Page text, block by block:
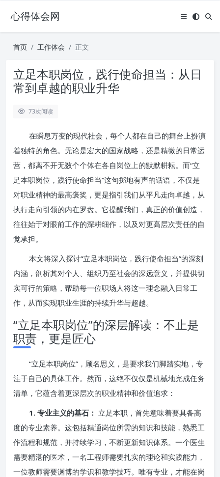
心得体会网
首页 工作体会 正文
立足本职岗位，践行使命担当：从日
常到卓越的职业升华
73次阅读
在瞬息万变的现代社会，每个人都在自己的舞台上扮演
着独特的角色。无论是宏大的国家战略，还是精微的日常运
营，都离不开无数个个体在各自岗位上的默默耕耘。而“立
足本职岗位，践行使命担当”这句掷地有声的话语，不仅是
对职业精神的最高褒奖，更是指引我们从平凡走向卓越，从
执行走向引领的内在罗盘。它提醒我们，真正的价值创造，
往往始于对眼前工作的深耕细作，以及对更高层次责任的自
觉承担。
本文将深入探讨“立足本职岗位，践行使命担当”的深刻
内涵，剖析其对个人、组织乃至社会的深远意义，并提供切
实可行的策略，帮助每一位职场人将这一理念融入日常工
作，从而实现职业生涯的持续升华与超越。
“立足本职岗位”的深层解读：不止是
职责，更是匠心
“立足本职岗位”，顾名思义，是要求我们脚踏实地，专
注于自己的具体工作。然而，这绝不仅仅是机械地完成任务
清单，它蕴含着更深层次的职业精神和价值追求：
1. 专业主义的基石： 立足本职，首先意味着要具备高
度的专业素养。这包括精通岗位所需的知识和技能，熟悉工
作流程和规范，并持续学习，不断更新知识体系。一个医生
需要精湛的医术，一名工程师需要扎实的理论和实践能力，
一位教师需要渊博的学识和教学技巧。唯有专业，才能在岗